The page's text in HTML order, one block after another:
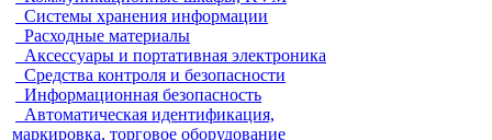
Системы хранения информации
Расходные материалы
Аксессуары и портативная электроника
Средства контроля и безопасности
Информационная безопасность
Автоматическая идентификация,
маркировка, торговое оборудование